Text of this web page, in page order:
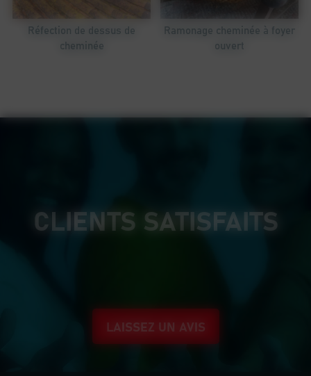
Réfection de dessus de
cheminée
Ramonage cheminée à foyer
ouvert
CLIENTS SATISFAITS
LAISSEZ UN AVIS